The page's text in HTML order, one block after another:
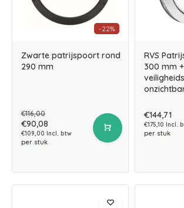
-22%
Zwarte patrijspoort rond
290 mm
€116,00
€90,08
€109,00 Incl. btw
per stuk
RVS
300 mm
€144,71
€175,10 Incl.
per stuk